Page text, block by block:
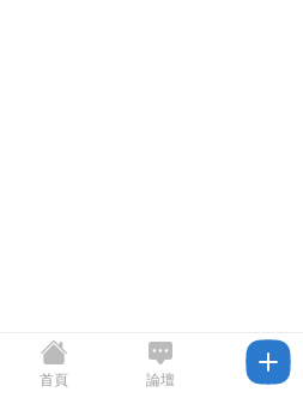
首頁 論壇